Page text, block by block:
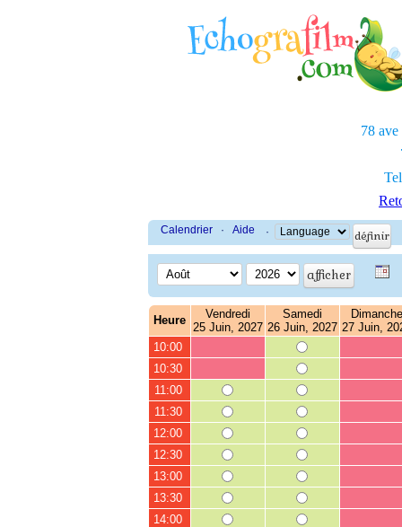
78 ave
Calendrier · Aide ·
Heure
Vendredi
25 Juin, 2027
Samedi
26 Juin, 2027
Dimanche
27 Juin,
10:00
10:30
11:00
11:30
12:00
12:30
13:00
13:30
14:00